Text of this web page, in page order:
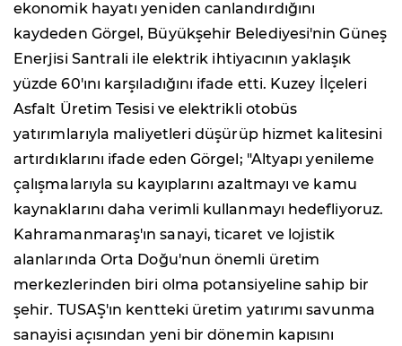
ekonomik hayatı yeniden canlandırdığını
kaydeden Görgel, Büyükşehir Belediyesi'nin Güneş
Enerjisi Santrali ile elektrik ihtiyacının yaklaşık
yüzde 60'ını karşıladığını ifade etti. Kuzey İlçeleri
Asfalt Üretim Tesisi ve elektrikli otobüs
yatırımlarıyla maliyetleri düşürüp hizmet kalitesini
artırdıklarını ifade eden Görgel; "Altyapı yenileme
çalışmalarıyla su kayıplarını azaltmayı ve kamu
kaynaklarını daha verimli kullanmayı hedefliyoruz.
Kahramanmaraş'ın sanayi, ticaret ve lojistik
alanlarında Orta Doğu'nun önemli üretim
merkezlerinden biri olma potansiyeline sahip bir
şehir. TUSAŞ'ın kentteki üretim yatırımı savunma
sanayisi açısından yeni bir dönemin kapısını